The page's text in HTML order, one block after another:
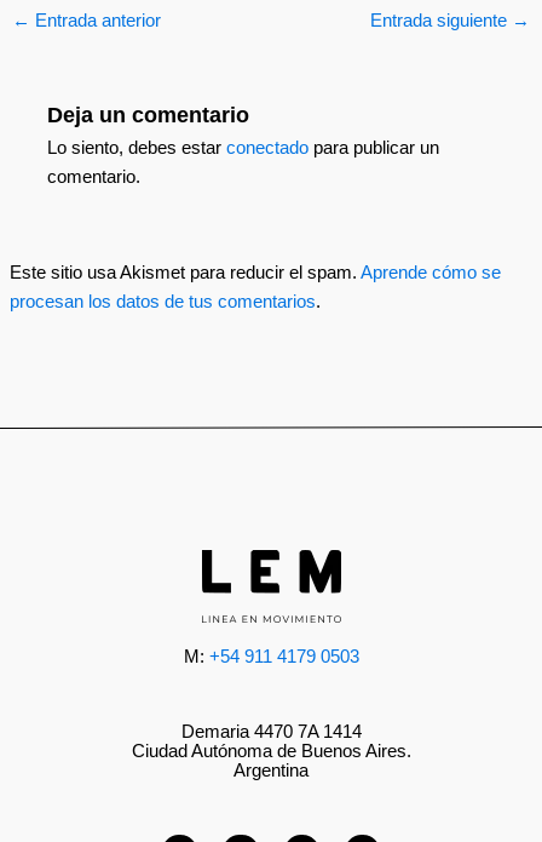
← Entrada anterior Entrada siguiente →
Deja un comentario
Lo siento, debes estarconectado para publicar un
comentario.
Este sitio usa Akismet para reducir el spam. Aprende cómo se
procesan los datos de tus comentarios.
M: +54 911 4179 0503
Demaria 4470 7A 1414
Ciudad Autónoma de Buenos Aires.
Argentina